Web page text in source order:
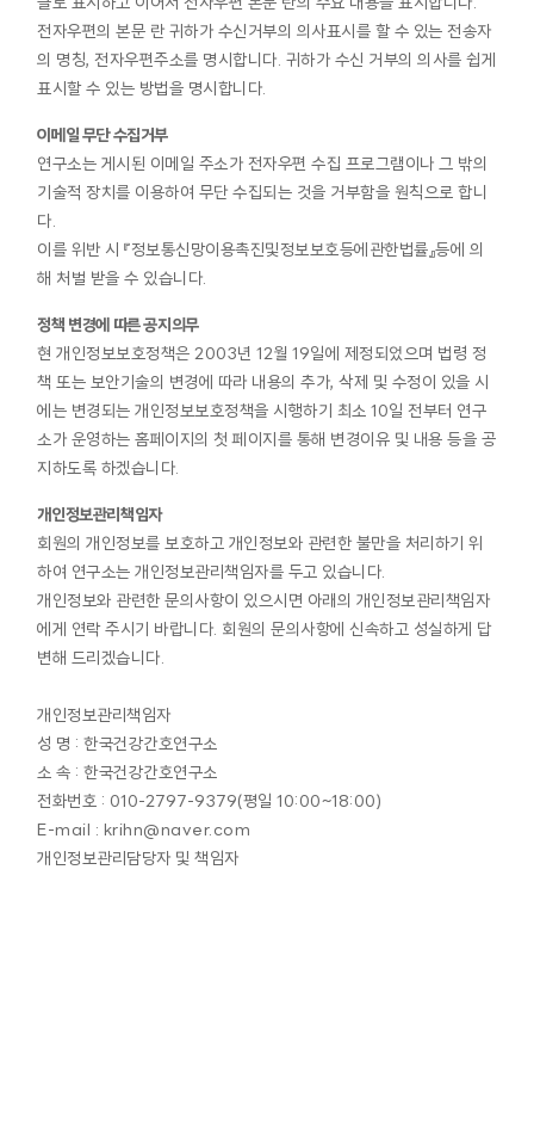
글로 표시하고 이어서 전자우편 본문 란의 주요 내용을 표시합니다.
전자우편의 본문 란 귀하가 수신거부의 의사표시를 할 수 있는 전송자
의 명칭, 전자우편주소를 명시합니다. 귀하가 수신 거부의 의사를 쉽게
표시할 수 있는 방법을 명시합니다.
이메일 무단 수집거부
연구소는 게시된 이메일 주소가 전자우편 수집 프로그램이나 그 밖의
기술적 장치를 이용하여 무단 수집되는 것을 거부함을 원칙으로 합니
다.
이를 위반 시 『정보통신망이용촉진및정보보호등에관한법률』등에 의
해 처벌 받을 수 있습니다.
정책 변경에 따른 공지의무
현 개인정보보호정책은 2003년 12월 19일에 제정되었으며 법령 정
책 또는 보안기술의 변경에 따라 내용의 추가, 삭제 및 수정이 있을 시
에는 변경되는 개인정보보호정책을 시행하기 최소 10일 전부터 연구
소가 운영하는 홈페이지의 첫 페이지를 통해 변경이유 및 내용 등을 공
지하도록 하겠습니다.
개인정보관리책임자
회원의 개인정보를 보호하고 개인정보와 관련한 불만을 처리하기 위
하여 연구소는 개인정보관리책임자를 두고 있습니다.
개인정보와 관련한 문의사항이 있으시면 아래의 개인정보관리책임자
에게 연락 주시기 바랍니다. 회원의 문의사항에 신속하고 성실하게 답
변해 드리겠습니다.
개인정보관리책임자
성 명 : 한국건강간호연구소
소 속 : 한국건강간호연구소
전화번호 : 010-2797-9379(평일 10:00~18:00)
E-mail : krihn@naver.com
개인정보관리담당자 및 책임자